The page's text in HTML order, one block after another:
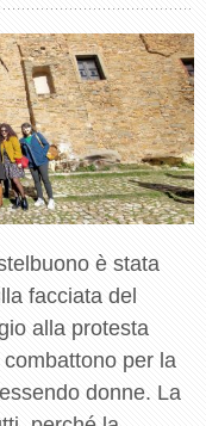
è stata
facciata del
alla protesta
per la
donne. La